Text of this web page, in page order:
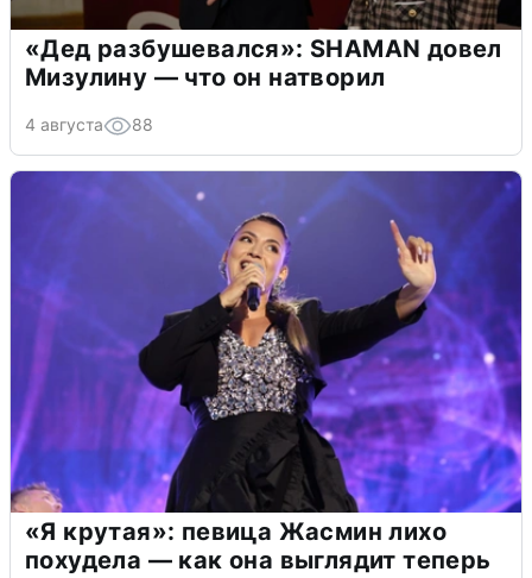
«Дед разбушевался»: SHAMAN довел
Мизулину — что он натворил
4 августа 88
«Я крутая»: певица Жасмин лихо
похудела — как она выглядит теперь